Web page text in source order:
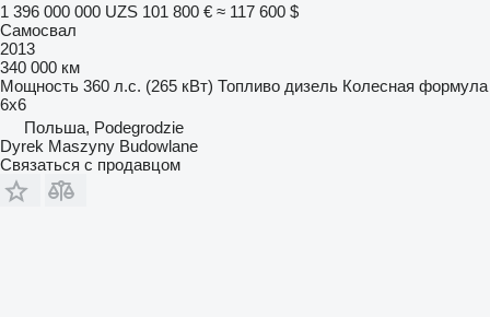
1 396 000 000 UZS 101 800 € ≈ 117 600 $
Самосвал
2013
340 000 км
Мощность 360 л.с. (265 кВт) Топливо дизель Колесная формула
6x6
Польша, Podegrodzie
Dyrek Maszyny Budowlane
Связаться с продавцом